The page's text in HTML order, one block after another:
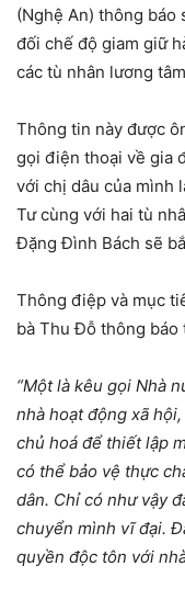
(Nghệ An) thông báo
đối chế độ giam giữ
các tù nhân lương
Thông tin này được
gọi điện thoại về gia
với chị dâu của mình
Tư cùng với hai tù
Đặng Đình Bách sẽ
Thông điệp và mục
bà Thu Đỗ thông báo
“Một là kêu gọi Nhà
nhà hoạt động xã
chủ hoá để thiết lập
có thể bảo vệ thực
dân. Chỉ có như vậy
chuyển mình vĩ đại.
quyền độc tôn với